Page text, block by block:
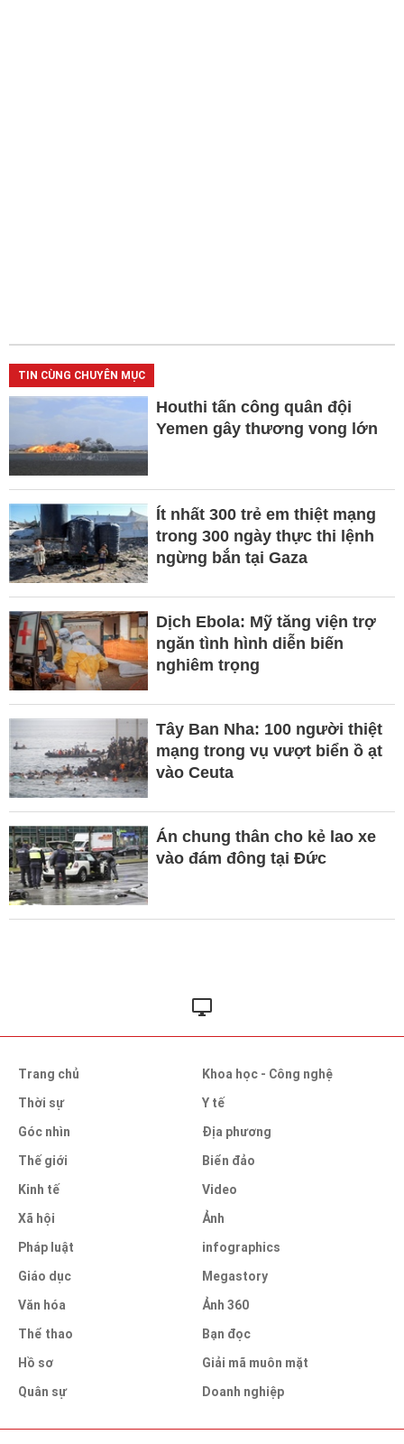
TIN CÙNG CHUYÊN MỤC
Houthi tấn công quân đội
Yemen gây thương vong lớn
Ít nhất 300 trẻ em thiệt mạng
trong 300 ngày thực thi lệnh
ngừng bắn tại Gaza
Dịch Ebola: Mỹ tăng viện trợ
ngăn tình hình diễn biến
nghiêm trọng
Tây Ban Nha: 100 người thiệt
mạng trong vụ vượt biển ồ ạt
vào Ceuta
Án chung thân cho kẻ lao xe
vào đám đông tại Đức
Trang chủ
Thời sự
Góc nhìn
Thế giới
Kinh tế
Xã hội
Pháp luật
Giáo dục
Văn hóa
Thể thao
Hồ sơ
Quân sự
Khoa học - Công nghệ
Y tế
Địa phương
Biển đảo
Video
Ảnh
infographics
Megastory
Ảnh 360
Bạn đọc
Giải mã muôn mặt
Doanh nghiệp